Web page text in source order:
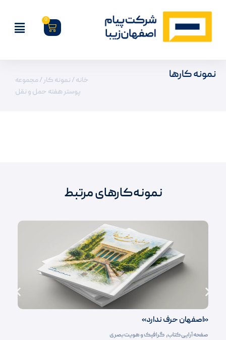
0
نمونه کارها خانه / نمونه کار/ مجموعه
پوستر هفته حمل و نقل
نمونه‌کارهای مرتبط
«اصفهان حرف ندارد»
صفحه آرایی کتاب‌, گرافیک و هویت بصری